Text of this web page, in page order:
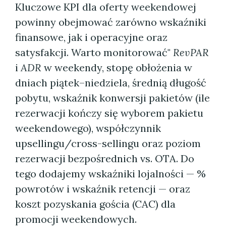
Kluczowe KPI dla oferty weekendowej
powinny obejmować zarówno wskaźniki
finansowe, jak i operacyjne oraz
satysfakcji. Warto monitorować" RevPAR
iADR w weekendy, stopę obłożenia w
dniach piątek–niedziela, średnią długość
pobytu, wskaźnik konwersji pakietów (ile
rezerwacji kończy się wyborem pakietu
weekendowego), współczynnik
upsellingu/cross-sellingu oraz poziom
rezerwacji bezpośrednich vs. OTA. Do
tego dodajemy wskaźniki lojalności — %
powrotów i wskaźnik retencji — oraz
koszt pozyskania gościa (CAC) dla
promocji weekendowych.